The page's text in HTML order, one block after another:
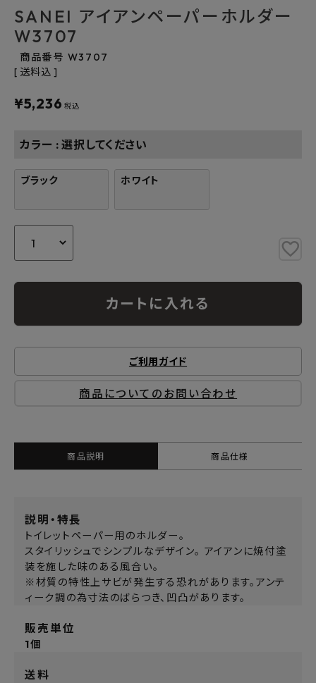
メーカーから選ぶ
ご利用ガイド
SANEI アイアンペーパーホルダー
W3707
商品番号 W3707
送料込
¥5,236 税込
カラー 選択してください
ブラック ホワイト
カートに入れる
ご利用ガイド
商品についてのお問い合わせ
商品説明 商品仕様
説明・特長
トイレットペーパー用のホルダー。
スタイリッシュでシンプルなデザイン。 アイアンに焼付塗
装を施した味のある風合い。
※材質の特性上サビが発生する恐れがあります。アンテ
ィーク調の為寸法のばらつき、凹凸があります。
販売単位
1個
送料